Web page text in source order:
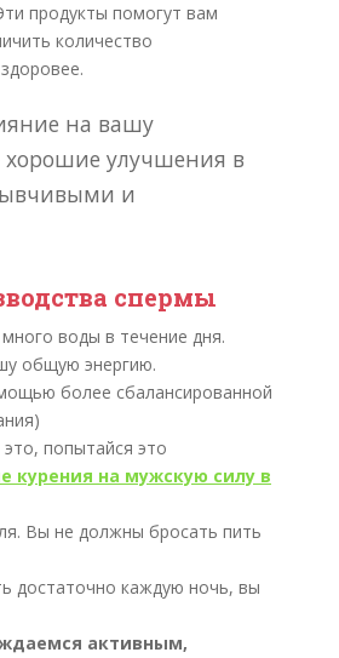
продукты помогут вам
количество
на вашу
хорошие улучшения в
и
спермы
воды в течение дня.
общую энергию.
более сбалансированной
попытайся это
курения на мужскую силу в
Вы не должны бросать пить
достаточно каждую ночь, вы
активным,